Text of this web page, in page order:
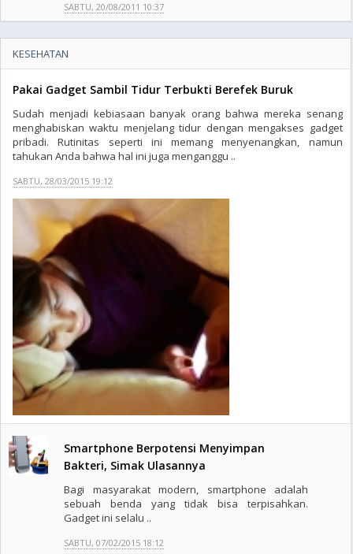
SABTU, 20/08/2011 10:37
KESEHATAN
Pakai Gadget Sambil Tidur Terbukti Berefek Buruk
Sudah menjadi kebiasaan banyak orang bahwa mereka senang
menghabiskan waktu menjelang tidur dengan mengakses gadget
pribadi. Rutinitas seperti ini memang menyenangkan, namun
tahukan Anda bahwa hal ini juga menganggu ..
SABTU, 28/03/2015 19:12
Smartphone Berpotensi Menyimpan
Bakteri, Simak Ulasannya
Bagi masyarakat modern, smartphone adalah
sebuah benda yang tidak bisa terpisahkan.
Gadget ini selalu ..
SABTU, 07/02/2015 18:12